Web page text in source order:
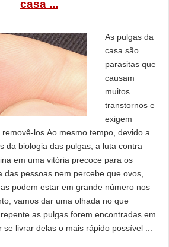
casa ...
As pulgas da
casa são
parasitas que
causam
muitos
transtornos e
exigem
los.Ao mesmo tempo, devido a
da biologia das pulgas, a luta contra
em uma vitória precoce para os
das pessoas nem percebe que ovos,
podem estar em grande número nos
vamos dar uma olhada no que
as pulgas forem encontradas em
livrar delas o mais rápido possível ...